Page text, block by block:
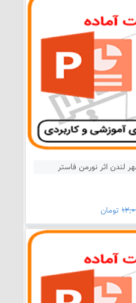
لندن اثر نورمن فاستر
تومان